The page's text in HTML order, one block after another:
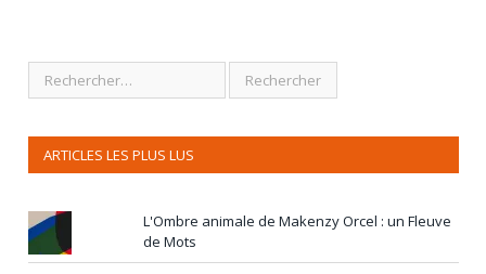
ARTICLES LES PLUS LUS
L'Ombre animale de Makenzy Orcel : un Fleuve
de Mots